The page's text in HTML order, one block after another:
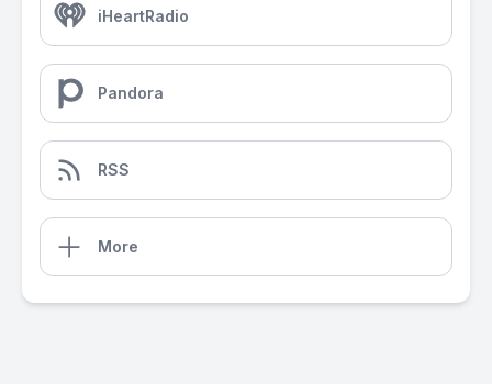
iHeartRadio
Pandora
RSS
More